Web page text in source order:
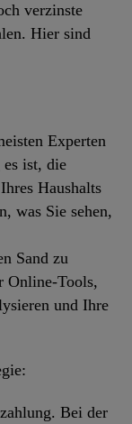
verzinste
Hier sind
Experten
ist, die
Haushalts
was Sie sehen,
Sand zu
Online-Tools,
und Ihre
Bei der